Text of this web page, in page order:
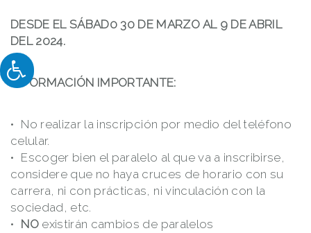
DESDE EL SÁBAD0 30 DE MARZO AL 9 DE ABRIL
DEL 2024.
INFORMACIÓN IMPORTANTE:
No realizar la inscripción por medio del teléfono
celular.
Escoger bien el paralelo al que va a inscribirse,
considere que no haya cruces de horario con su
carrera, ni con prácticas, ni vinculación con la
sociedad, etc.
NO existirán cambios de paralelos